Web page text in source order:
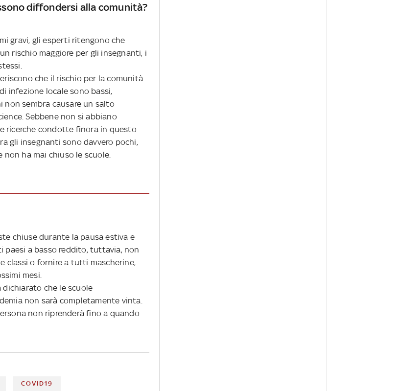
diffondersi alla comunità?
gravi, gli esperti ritengono che
rischio maggiore per gli insegnanti, i
che il rischio per la comunità
infezione locale sono bassi,
non sembra causare un salto
Sebbene non si abbiano
ricerche condotte finora in questo
gli insegnanti sono davvero pochi,
non ha mai chiuso le scuole.
chiuse durante la pausa estiva e
a basso reddito, tuttavia, non
classi o fornire a tutti mascherine,
mesi.
dichiarato che le scuole
non sarà completamente vinta.
non riprenderà fino a quando
COVID19